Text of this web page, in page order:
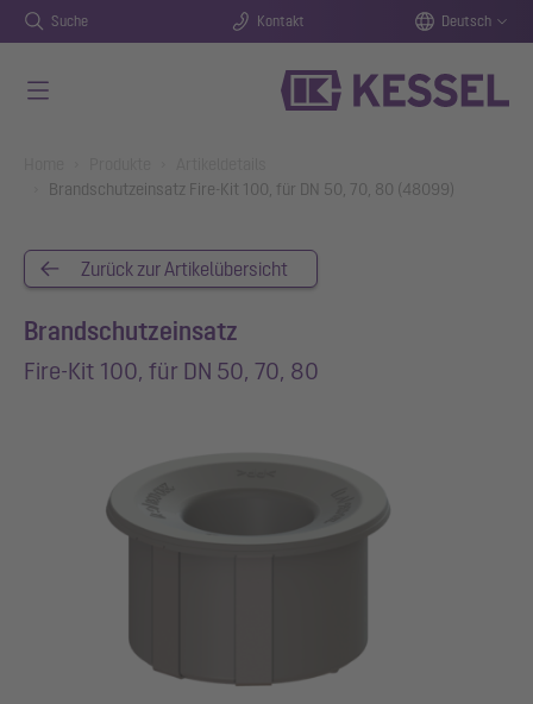
Suche Kontakt Deutsch
Brandschutzeinsatz Fire-Kit 100, für DN 50, 70, 80 (48099)
Zurück zur Artikelübersicht
Brandschutzeinsatz
Fire-Kit 100, für DN 50, 70, 80